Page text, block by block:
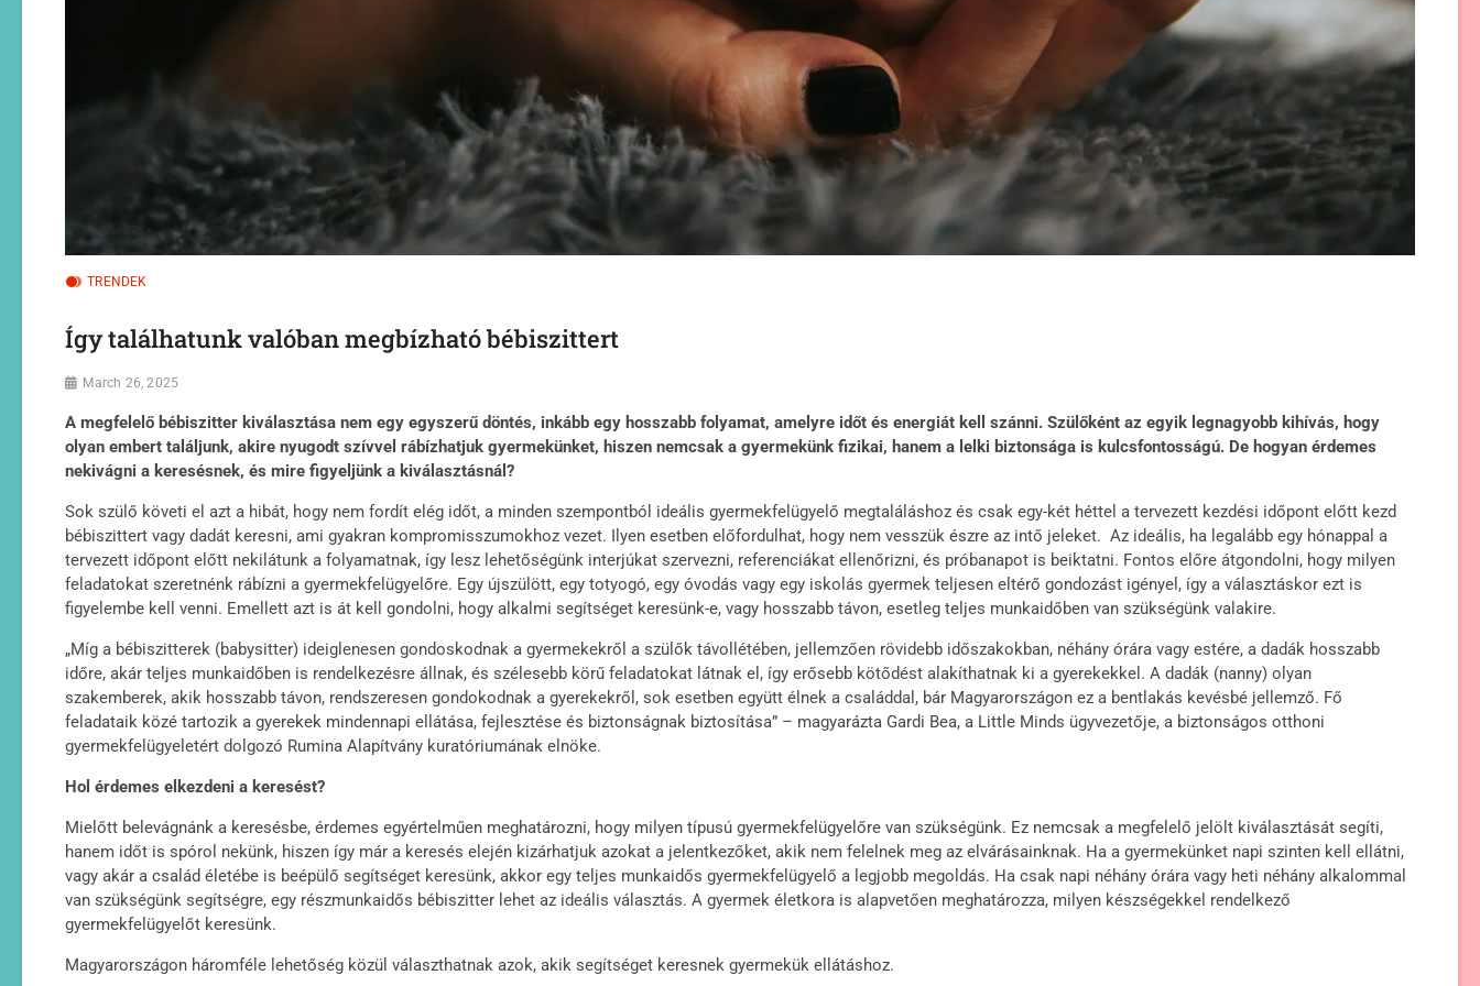
TRENDEK
Így találhatunk valóban megbízható bébiszittert
March 26, 2025
A megfelelő bébiszitter kiválasztása nem egy egyszerű döntés, inkább egy hosszabb folyamat, amelyre időt és energiát kell szánni. Szülőként az egyik legnagyobb kihívás, hogy
olyan embert találjunk, akire nyugodt szívvel rábízhatjuk gyermekünket, hiszen nemcsak a gyermekünk fizikai, hanem a lelki biztonsága is kulcsfontosságú. De hogyan érdemes
nekivágni a keresésnek, és mire figyeljünk a kiválasztásnál?
Sok szülő követi el azt a hibát, hogy nem fordít elég időt, a minden szempontból ideális gyermekfelügyelő megtaláláshoz és csak egy-két héttel a tervezett kezdési időpont előtt kezd
bébiszittert vagy dadát keresni, ami gyakran kompromisszumokhoz vezet. Ilyen esetben előfordulhat, hogy nem vesszük észre az intő jeleket. Az ideális, ha legalább egy hónappal a
tervezett időpont előtt nekilátunk a folyamatnak, így lesz lehetőségünk interjúkat szervezni, referenciákat ellenőrizni, és próbanapot is beiktatni. Fontos előre átgondolni, hogy milyen
feladatokat szeretnénk rábízni a gyermekfelügyelőre. Egy újszülött, egy totyogó, egy óvodás vagy egy iskolás gyermek teljesen eltérő gondozást igényel, így a választáskor ezt is
figyelembe kell venni. Emellett azt is át kell gondolni, hogy alkalmi segítséget keresünk-e, vagy hosszabb távon, esetleg teljes munkaidőben van szükségünk valakire.
„Míg a bébiszitterek (babysitter) ideiglenesen gondoskodnak a gyermekekről a szülők távollétében, jellemzően rövidebb időszakokban, néhány órára vagy estére, a dadák hosszabb
időre, akár teljes munkaidőben is rendelkezésre állnak, és szélesebb körű feladatokat látnak el, így erősebb kötődést alakíthatnak ki a gyerekekkel. A dadák (nanny) olyan
szakemberek, akik hosszabb távon, rendszeresen gondokodnak a gyerekekről, sok esetben együtt élnek a családdal, bár Magyarországon ez a bentlakás kevésbé jellemző. Fő
feladataik közé tartozik a gyerekek mindennapi ellátása, fejlesztése és biztonságnak biztosítása” – magyarázta Gardi Bea, a Little Minds ügyvezetője, a biztonságos otthoni
gyermekfelügyeletért dolgozó Rumina Alapítvány kuratóriumának elnöke.
Hol érdemes elkezdeni a keresést?
Mielőtt belevágnánk a keresésbe, érdemes egyértelműen meghatározni, hogy milyen típusú gyermekfelügyelőre van szükségünk. Ez nemcsak a megfelelő jelölt kiválasztását segíti,
hanem időt is spórol nekünk, hiszen így már a keresés elején kizárhatjuk azokat a jelentkezőket, akik nem felelnek meg az elvárásainknak. Ha a gyermekünket napi szinten kell ellátni,
vagy akár a család életébe is beépülő segítséget keresünk, akkor egy teljes munkaidős gyermekfelügyelő a legjobb megoldás. Ha csak napi néhány órára vagy heti néhány alkalommal
van szükségünk segítségre, egy részmunkaidős bébiszitter lehet az ideális választás. A gyermek életkora is alapvetően meghatározza, milyen készségekkel rendelkező
gyermekfelügyelőt keresünk.
Magyarországon háromféle lehetőség közül választhatnak azok, akik segítséget keresnek gyermekük ellátáshoz.